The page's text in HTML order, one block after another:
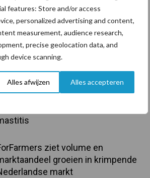
features: Store and/or access
personalized advertising and content,
measurement, audience research,
precise geolocation data, and
device scanning.
Alles afwijzen Alles accepteren
Partner nieuws
blijft grillig:
en geopolitiek houden
in de greep
speenhuid: een vaak
ziet volume en
groeien in krimpende
markt